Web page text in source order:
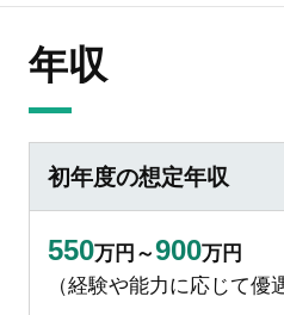
年収
初年度の想定年収
550万円～900万円
（経験や能力に応じて優